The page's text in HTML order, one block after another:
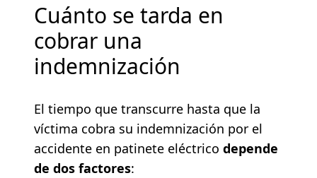
Cuánto se tarda en
cobrar una
indemnización
El tiempo que transcurre hasta que la
víctima cobra su indemnización por el
accidente en patinete eléctrico depende
de dos factores: